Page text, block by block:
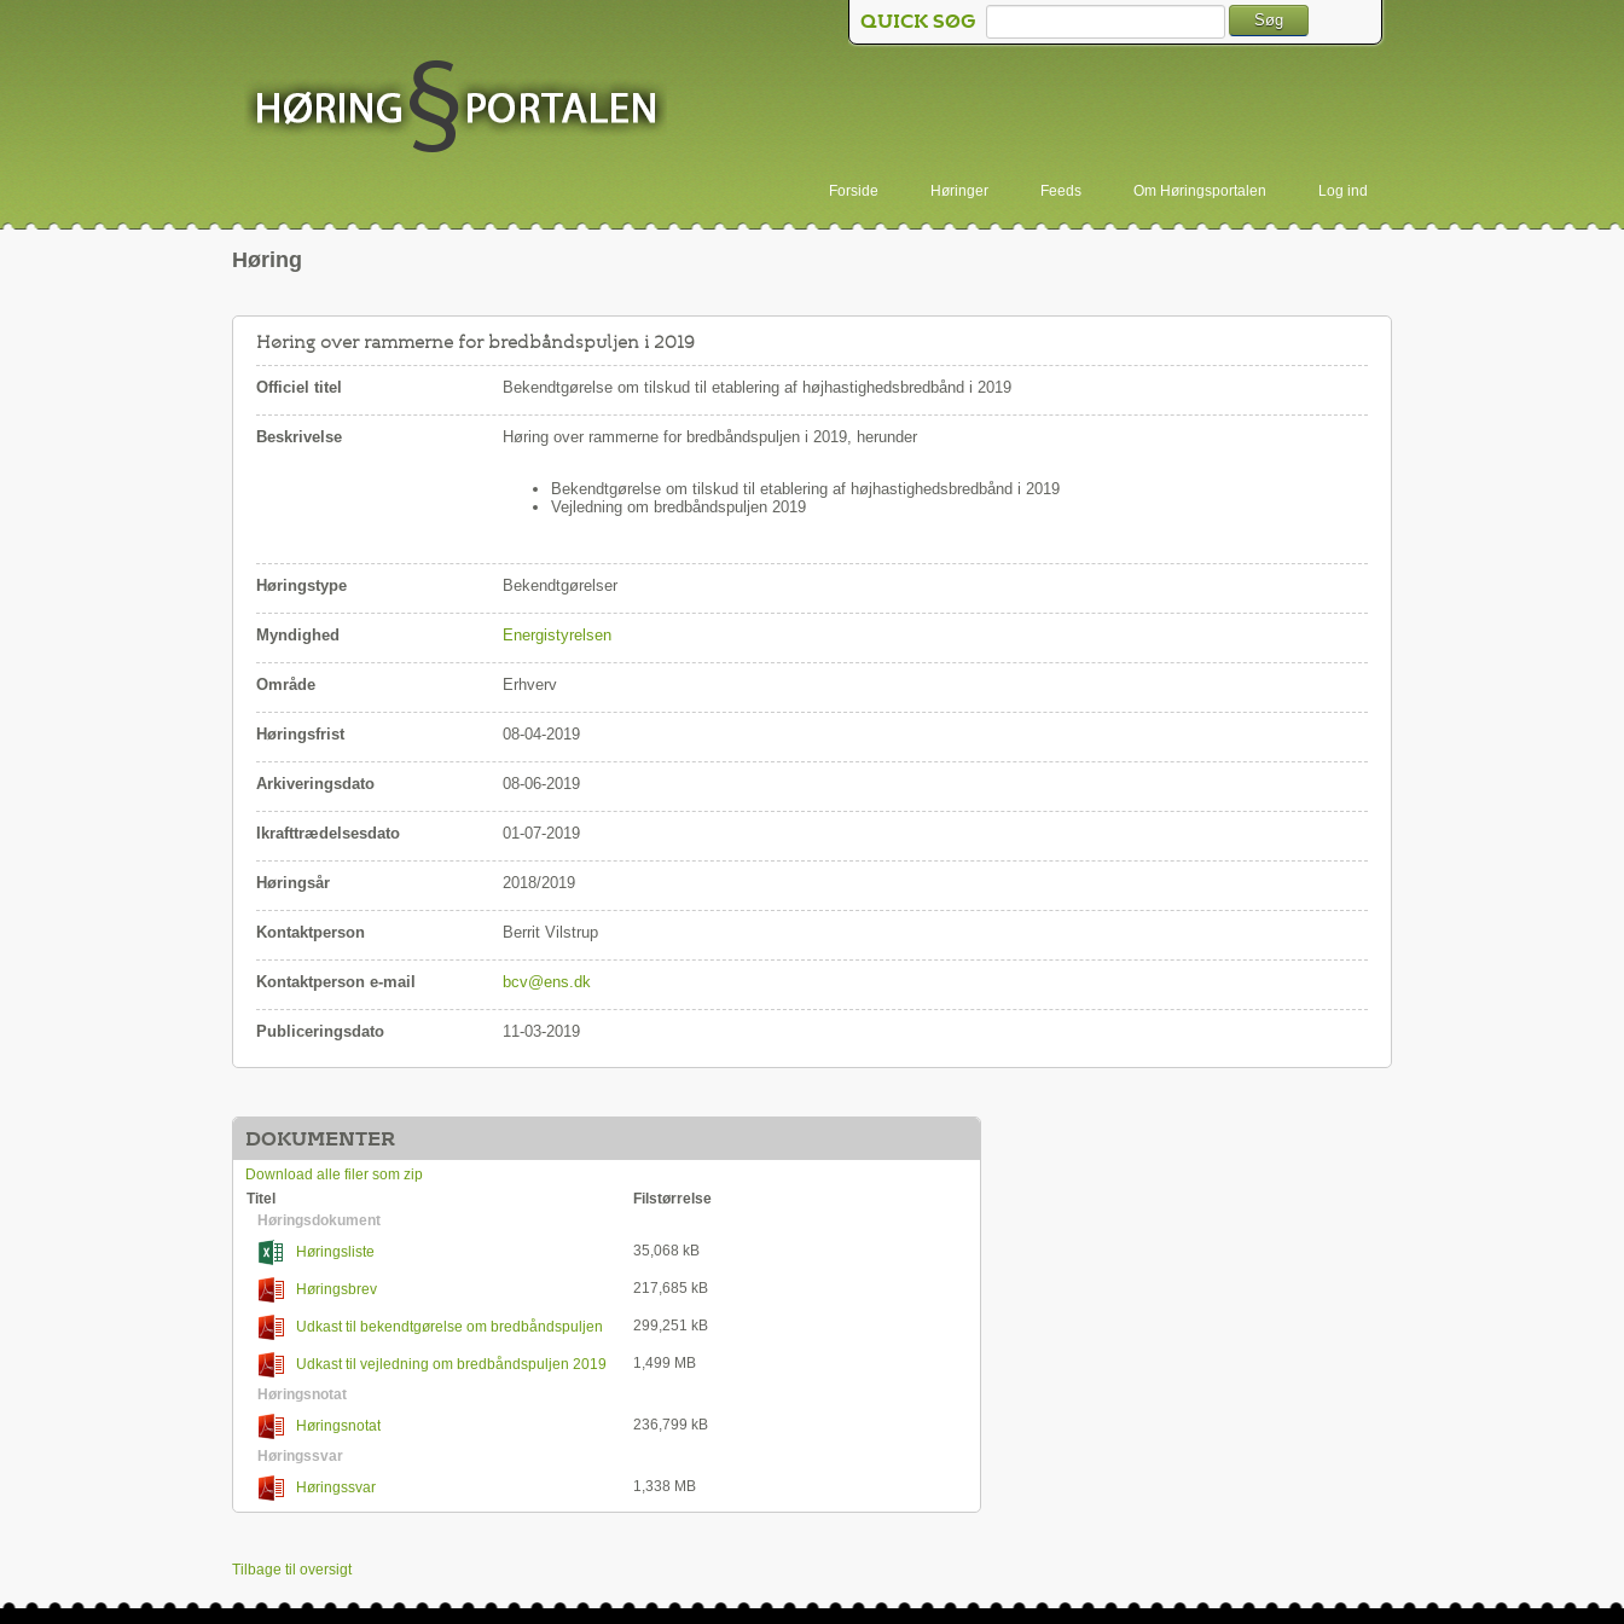
QUICK SØG Søg
Forside Høringer Feeds Om Høringsportalen Log ind
Høring
Høring over rammerne for bredbåndspuljen i 2019
Officiel titel Bekendtgørelse om tilskud til etablering af højhastighedsbredbånd i 2019
Beskrivelse Høring over rammerne for bredbåndspuljen i 2019, herunder
Bekendtgørelse om tilskud til etablering af højhastighedsbredbånd i 2019
Vejledning om bredbåndspuljen 2019
Høringstype Bekendtgørelser
Myndighed Energistyrelsen
Område Erhverv
Høringsfrist 08-04-2019
Arkiveringsdato 08-06-2019
Ikrafttrædelsesdato 01-07-2019
Høringsår 2018/2019
Kontaktperson Berrit Vilstrup
Kontaktperson e-mail bcv@ens.dk
Publiceringsdato 11-03-2019
DOKUMENTER
Download alle filer som zip
Titel
Filstørrelse
Høringsdokument
Høringsliste
35,068 kB
Høringsbrev 217,685 kB
Udkast til bekendtgørelse om bredbåndspuljen
2019
299,251 kB
Udkast til vejledning om bredbåndspuljen 2019
1,499 MB
Høringsnotat
Høringsnotat
236,799 kB
Høringssvar
Høringssvar
1,338 MB
Tilbage til oversigt